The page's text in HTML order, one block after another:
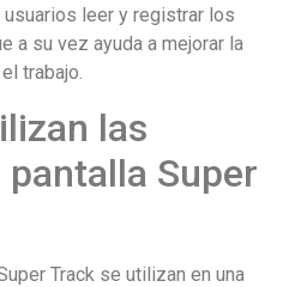
leer y registrar los
a su vez ayuda a mejorar la
trabajo.
las
Super
Track se utilizan en una